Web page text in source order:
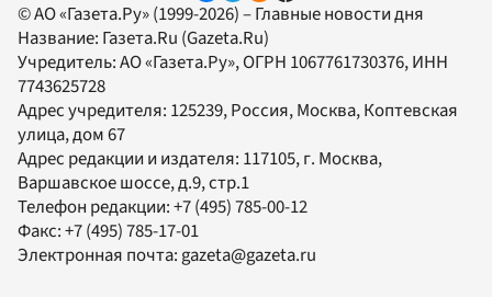
© АО «Газета.Ру» (1999-2026) – Главные новости дня
Название: Газета.Ru (Gazeta.Ru)
Учредитель:АО «Газета.Ру», ОГРН 1067761730376, ИНН
7743625728
Адрес учредителя: 125239, Россия, Москва, Коптевская
улица, дом 67
Адрес редакции и издателя: 117105, г. Москва,
Варшавское шоссе, д.9, стр.1
Телефон редакции:+7 (495) 785-00-12
Факс:+7 (495) 785-17-01
Электронная почта:gazeta@gazeta.ru